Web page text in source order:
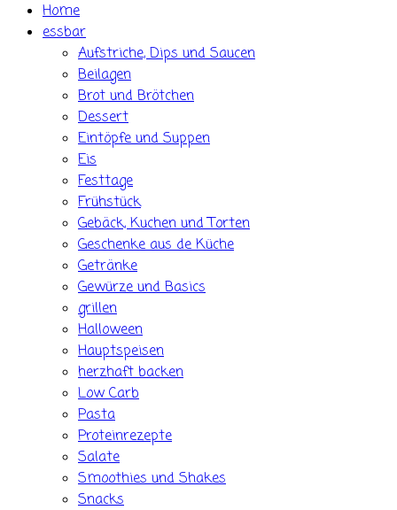
Home
essbar
Aufstriche, Dips und Saucen
Beilagen
Brot und Brötchen
Dessert
Eintöpfe und Suppen
Eis
Festtage
Frühstück
Gebäck, Kuchen und Torten
Geschenke aus de Küche
Getränke
Gewürze und Basics
grillen
Halloween
Hauptspeisen
herzhaft backen
Low Carb
Pasta
Proteinrezepte
Salate
Smoothies und Shakes
Snacks